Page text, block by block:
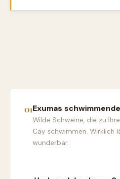
Exumas
Wilde Schweine, die zu
Cay schwimmen. Wirklich
wunderbar.